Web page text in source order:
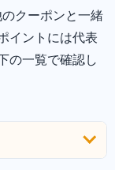
のクーポンと一緒
イントには代表
の一覧で確認し